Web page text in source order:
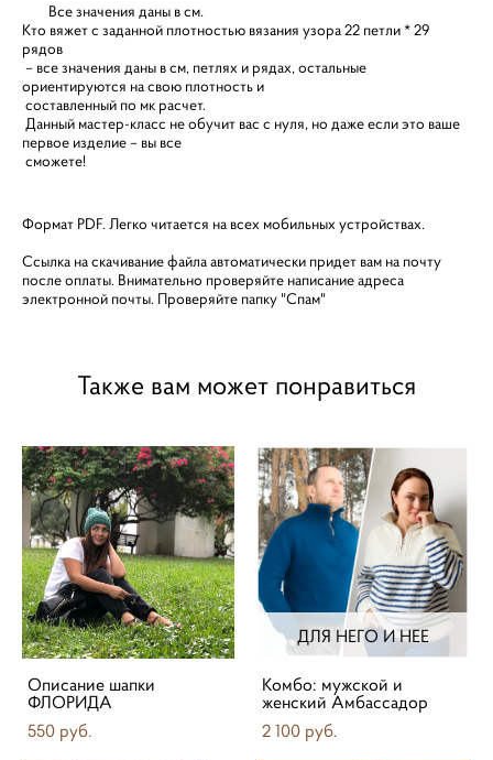
Все значения даны в см.
Кто вяжет с заданной плотностью вязания узора 22 петли * 29
рядов
– все значения даны в см, петлях и рядах, остальные
ориентируются на свою плотность и
составленный по мк расчет.
Данный мастер-класс не обучит вас с нуля, но даже если это ваше
первое изделие – вы все
сможете!
Формат PDF. Легко читается на всех мобильных устройствах.
Ссылка на скачивание файла автоматически придет вам на почту
после оплаты. Внимательно проверяйте написание адреса
электронной почты. Проверяйте папку "Спам"
Также вам может понравиться
Описание шапки
ФЛОРИДА
550 pуб.
ДЛЯ НЕГО И НЕЕ
Комбо: мужской и
женский Амбассадор
2 100 pуб.